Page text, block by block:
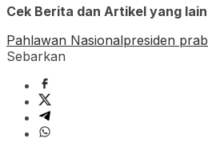
Cek Berita dan Artikel yang
Pahlawan Nasionalpresiden
Sebarkan